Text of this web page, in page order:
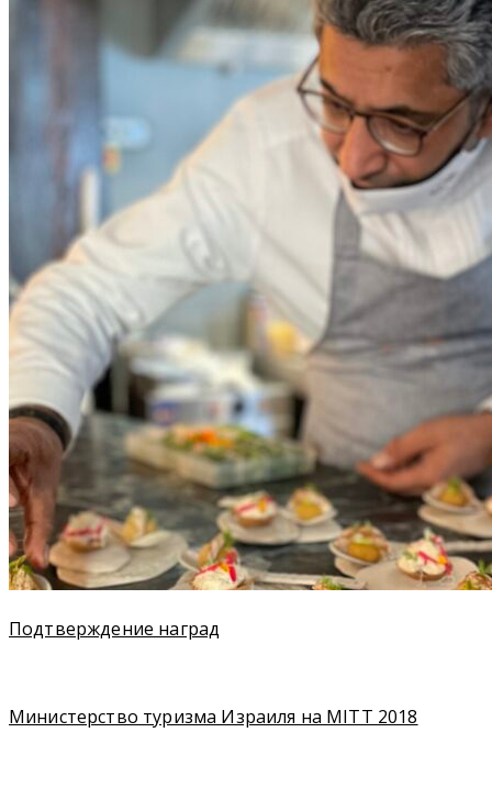
Подтверждение наград
Министерство туризма Израиля на MITT 2018